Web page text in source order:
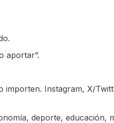
aportar”.
Instagram, X/
deporte,